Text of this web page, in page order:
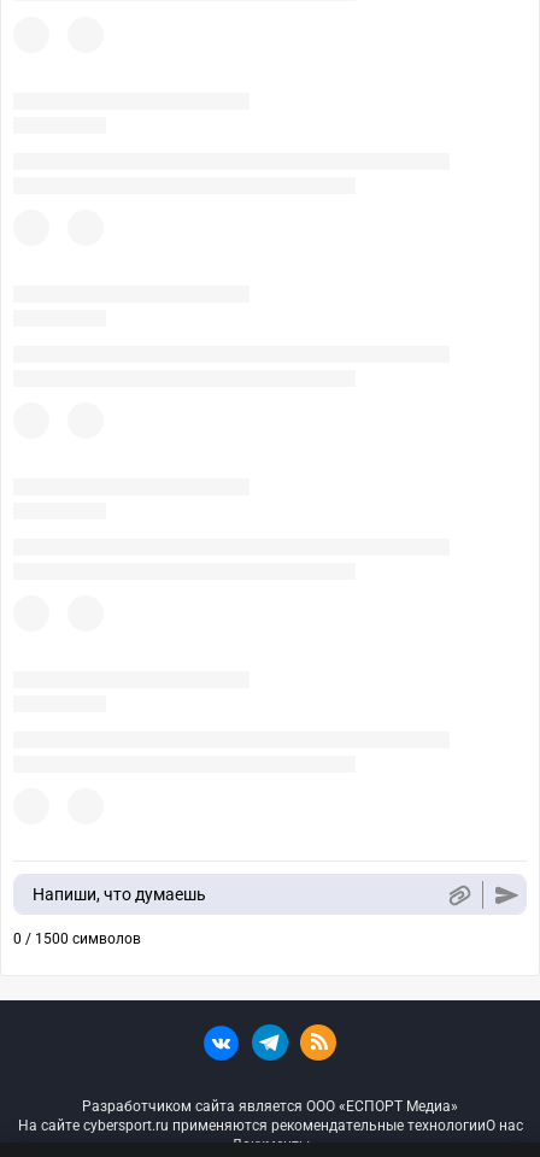
Напиши, что думаешь
0 / 1500 символов
Разработчиком сайта является ООО «ЕСПОРТ Медиа»
На сайте cybersport.ru применяются рекомендательные технологииО нас
Документы